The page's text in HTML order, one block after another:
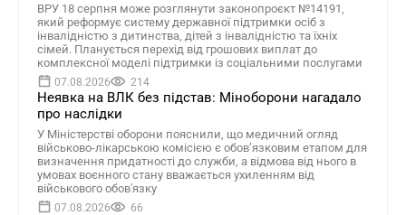
ВРУ 18 серпня може розглянути законопроєкт №14191,
який реформує систему державної підтримки осіб з
інвалідністю з дитинства, дітей з інвалідністю та їхніх
сімей. Планується перехід від грошових виплат до
комплексної моделі підтримки із соціальними послугами
07.08.2026 214
Неявка на ВЛК без підстав: Міноборони нагадало
про наслідки
У Міністерстві оборони пояснили, що медичний огляд
військово-лікарською комісією є обов’язковим етапом для
визначення придатності до служби, а відмова від нього в
умовах воєнного стану вважається ухиленням від
військового обов'язку
07.08.2026 66